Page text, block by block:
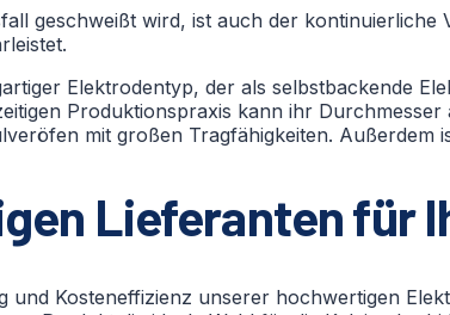
geschweißt wird, ist auch der kontinuierliche
Elektrodentyp, der als selbstbackende
Produktionspraxis kann ihr
mit großen Tragfähigkeiten. Außerdem
Lieferanten für
und Kosteneffizienz unserer hochwertigen